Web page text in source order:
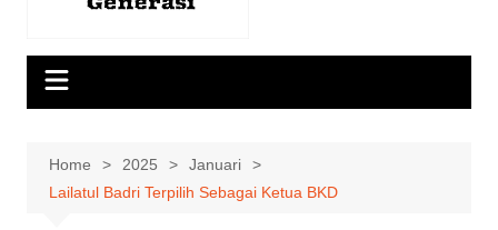
Home 2025
Januari
Lailatul Badri Terpilih Sebagai Ketua BKD